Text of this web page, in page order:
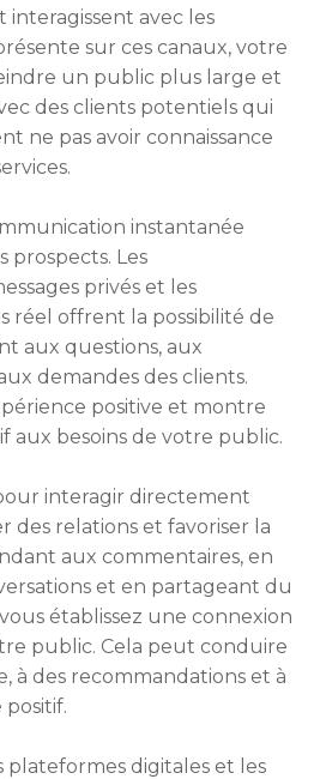
interagissent avec les
sur ces canaux, votre
un public plus large et
des clients potentiels qui
ne pas avoir connaissance
instantanée
prospects. Les
privés et les
réel offrent la possibilité de
aux questions, aux
demandes des clients.
positive et montre
aux besoins de votre public.
interagir directement
des relations et favoriser la
aux commentaires, en
et en partageant du
établissez une connexion
public. Cela peut conduire
à des recommandations et à
digitales et les